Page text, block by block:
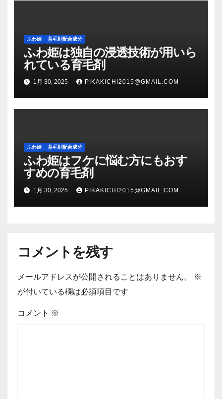
ふわ姫 育毛剤配合成分
ふわ姫は独自の浸透技術が用いら
れている育毛剤
1月 30, 2025 PIKAKICHI2015@GMAIL.COM
ふわ姫 育毛剤配合成分
ふわ姫はフケに悩む方にもおす
すめの育毛剤
1月 30, 2025 PIKAKICHI2015@GMAIL.COM
コメントを残す
メールアドレスが公開されることはありません。
※
が付いている欄は必須項目です
コメント ※